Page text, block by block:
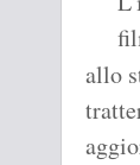
allo